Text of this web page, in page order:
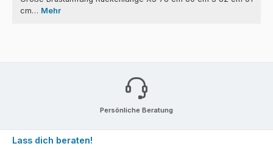
cm… Mehr
Persönliche Beratung
Lass dich beraten!